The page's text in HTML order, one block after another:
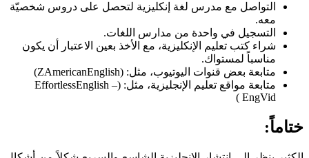
التواصل مع مدرس لغة إنكليزية لتحصل على دروس شخصيّة
معه.
التسجيل في واحدة من مدارس اللغات.
شراء كتب تعليم الإنكليزية، مع الأخذ بعين الاعتبار أن يكون
مناسباً لمستواك.
متابعة بعض قنوات اليوتيوب، مثل: (ZAmericanEnglish)
متابعة مواقع تعليم الإنجليزية، مثل: (EffortlessEnglish –
EngVid)
ختاماً: